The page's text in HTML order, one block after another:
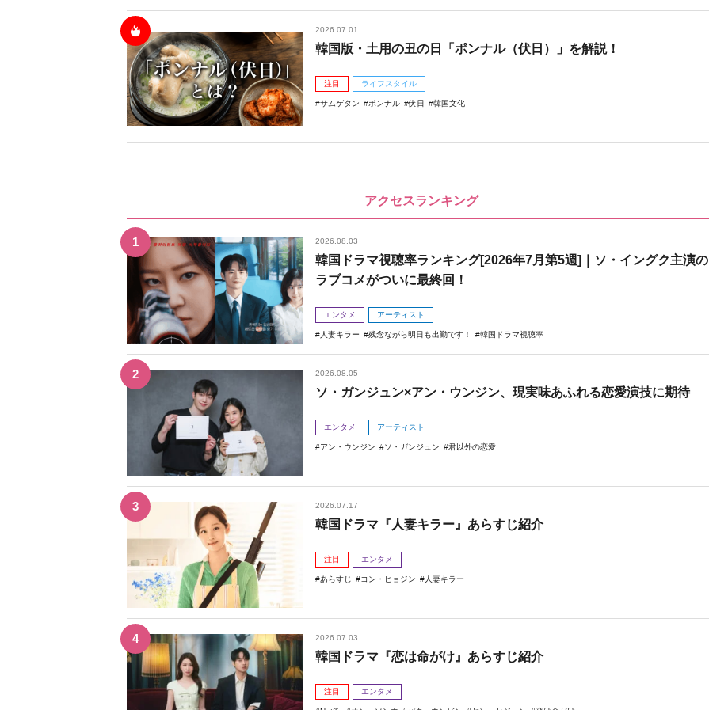
2026.07.01
韓国版・土用の丑の日「ポンナル（伏日）」を解説！
注目 ライフスタイル
サムゲタン ポンナル 伏日 韓国文化
アクセスランキング
2026.08.03
韓国ドラマ視聴率ランキング[2026年7月第5週]｜ソ・イングク主演の
ラブコメがついに最終回！
エンタメ アーティスト
人妻キラー 残念ながら明日も出勤です！ 韓国ドラマ視聴率
2026.08.05
ソ・ガンジュン×アン・ウンジン、現実味あふれる恋愛演技に期待
エンタメ アーティスト
アン・ウンジン ソ・ガンジュン 君以外の恋愛
2026.07.17
韓国ドラマ『人妻キラー』あらすじ紹介
注目 エンタメ
あらすじ コン・ヒョジン 人妻キラー
2026.07.03
韓国ドラマ『恋は命がけ』あらすじ紹介
注目 エンタメ